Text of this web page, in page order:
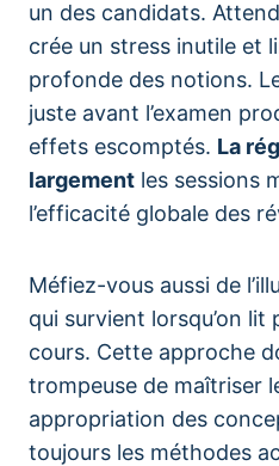
un des candidats.
crée un stress inutile et
profonde des notions.
juste avant l’examen
effets escomptés. La
largement les sessions
l’efficacité globale des
Méfiez-vous aussi de
qui survient lorsqu’on lit
cours. Cette approche
trompeuse de maîtriser
appropriation des
toujours les méthodes